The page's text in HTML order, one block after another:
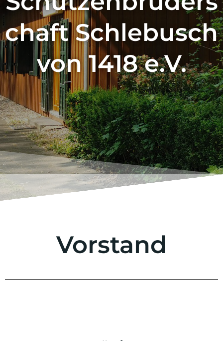
chaft Schlebusch
von 1418 e.V.
Vorstand